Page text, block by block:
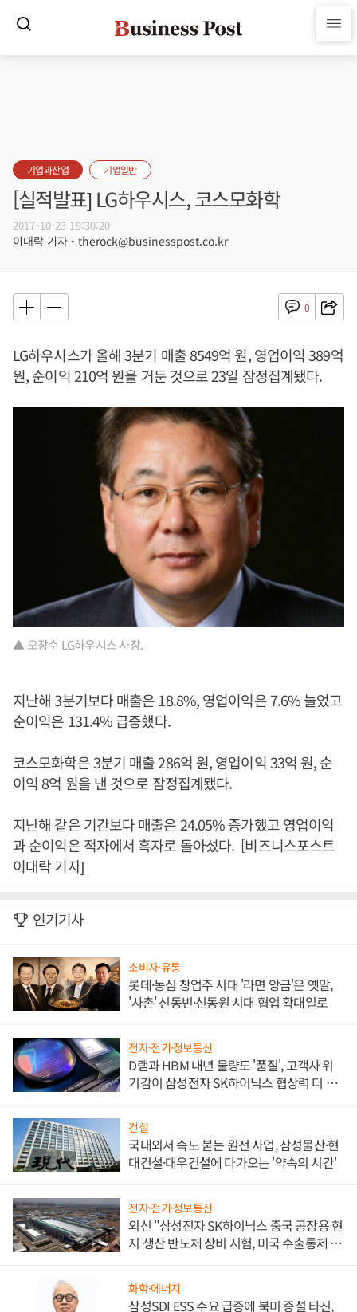
기업과산업 기업일반
[실적발표] LG하우시스, 코스모화학
2017-10-23 19:30:20
이대락 기자 - therock@businesspost.co.kr
0
LG하우시스가 올해 3분기 매출 8549억 원, 영업이익 389억
원, 순이익 210억 원을 거둔 것으로 23일 잠정집계됐다.
▲ 오장수 LG하우시스 사장.
지난해 3분기보다 매출은 18.8%, 영업이익은 7.6% 늘었고
순이익은 131.4% 급증했다.
코스모화학은 3분기 매출 286억 원, 영업이익 33억 원, 순
이익 8억 원을 낸 것으로 잠정집계됐다.
지난해 같은 기간보다 매출은 24.05% 증가했고 영업이익
과 순이익은 적자에서 흑자로 돌아섰다. [비즈니스포스트
이대락 기자]
인기기사
소비자·유통
롯데·농심 창업주 시대 '라면 앙금'은 옛말,
'사촌' 신동빈·신동원 시대 협업 확대일로
전자·전기·정보통신
D램과 HBM 내년 물량도 '품절', 고객사 위
기감이 삼성전자 SK하이닉스 협상력 더 키
건설
국내외서 속도 붙는 원전 사업, 삼성물산·현
대건설·대우건설에 다가오는 '약속의 시간'
전자·전기·정보통신
외신 "삼성전자 SK하이닉스 중국 공장용 현
지 생산 반도체 장비 시험, 미국 수출통제 대
화학·에너지
삼성SDI ESS 수요 급증에 북미 증설 타진,